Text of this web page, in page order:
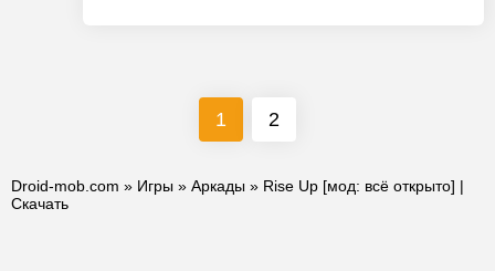
1 2
Droid-mob.com » Игры » Аркады » Rise Up [мод: всё открыто] |
Скачать